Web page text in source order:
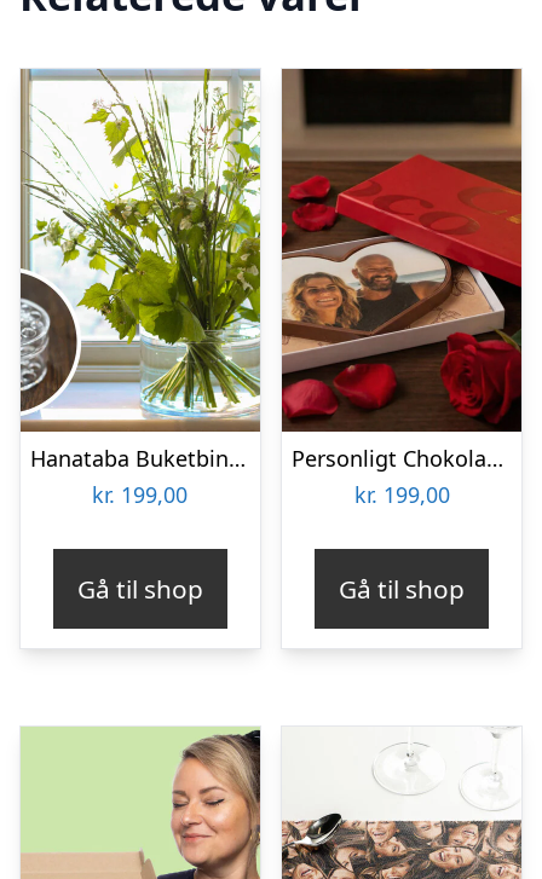
Hanataba Buketbinder
kr. 199,00
Gå til shop
Personligt Chokoladehjerte med eget foto
kr. 199,00
Gå til shop